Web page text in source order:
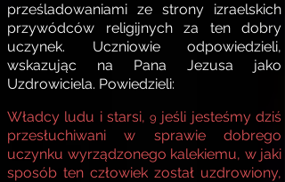
prześladowaniami ze strony izraelskich
przywódców religijnych za ten dobry
uczynek. Uczniowie odpowiedzieli,
wskazując na Pana Jezusa jako
Uzdrowiciela. Powiedzieli:
Władcy ludu i starsi,9 jeśli jesteśmy dziś
przesłuchiwani w sprawie dobrego
uczynku wyrządzonego kalekiemu, w jaki
sposób ten człowiek został uzdrowiony,